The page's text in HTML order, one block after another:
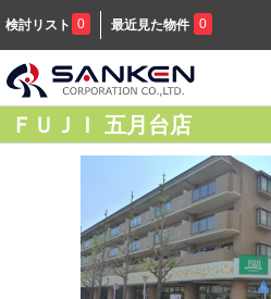
検討リスト 0 最近見た物件 0
ＦＵＪＩ 五月台店